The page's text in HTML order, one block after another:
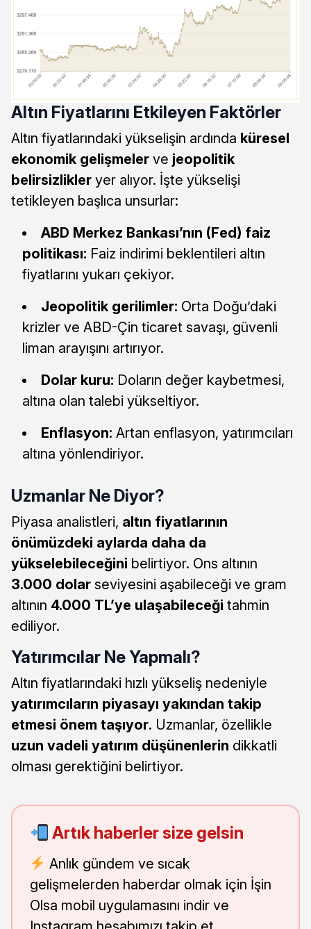
Altın Fiyatlarını Etkileyen Faktörler
Altın fiyatlarındaki yükselişin ardında küresel
ekonomik gelişmeler ve jeopolitik
belirsizlikler yer alıyor. İşte yükselişi
tetikleyen başlıca unsurlar:
ABD Merkez Bankası’nın (Fed) faiz
politikası: Faiz indirimi beklentileri altın
fiyatlarını yukarı çekiyor.
Jeopolitik gerilimler: Orta Doğu’daki
krizler ve ABD-Çin ticaret savaşı, güvenli
liman arayışını artırıyor.
Dolar kuru: Doların değer kaybetmesi,
altına olan talebi yükseltiyor.
Enflasyon: Artan enflasyon, yatırımcıları
altına yönlendiriyor.
Uzmanlar Ne Diyor?
Piyasa analistleri, altın fiyatlarının
önümüzdeki aylarda daha da
yükselebileceğini belirtiyor. Ons altının
3.000 dolar seviyesini aşabileceği ve gram
altının 4.000 TL’ye ulaşabileceği tahmin
ediliyor.
Yatırımcılar Ne Yapmalı?
Altın fiyatlarındaki hızlı yükseliş nedeniyle
yatırımcıların piyasayı yakından takip
etmesi önem taşıyor. Uzmanlar, özellikle
uzun vadeli yatırım düşünenlerin dikkatli
olması gerektiğini belirtiyor.
Artık haberler size gelsin
Anlık gündem ve sıcak
gelişmelerden haberdar olmak için İşin
Olsa mobil uygulamasını indir ve